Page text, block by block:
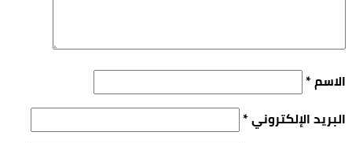
الاسم*
البريد الإلكتروني*